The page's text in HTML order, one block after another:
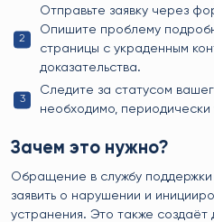
Отправьте заявку через
Опишите проблему
страницы с украденным
доказательства.
Следите за статусом
необходимо,
Зачем это нужно?
Обращение в службу
заявить о нарушении и
устранения. Это также создаёт